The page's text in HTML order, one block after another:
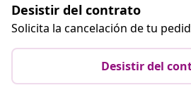
Desistir del contrato
Solicita la cancelación de tu
Desistir del